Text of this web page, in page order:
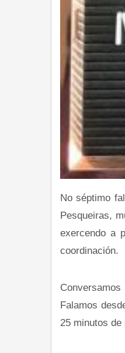
No séptimo
Pesqueiras,
exercendo a
coordinación.
Falamos
25 minutos de